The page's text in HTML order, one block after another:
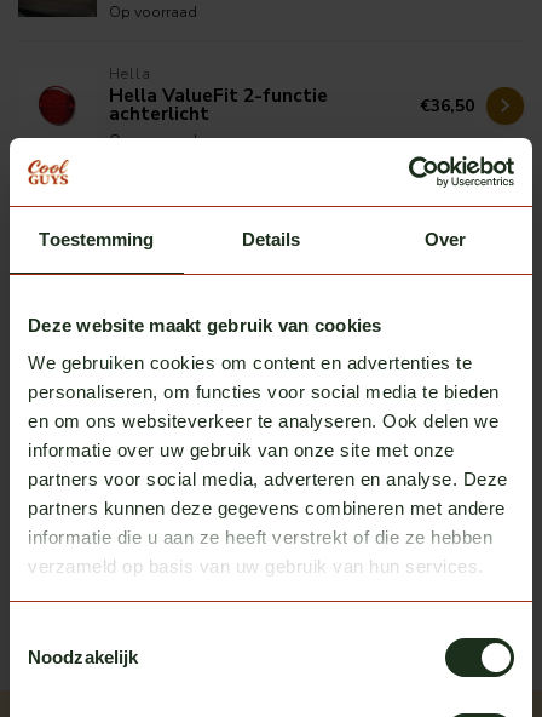
Toestemming Details Over
Deze website maakt gebruik van cookies
We gebruiken cookies om content en advertenties te
personaliseren, om functies voor social media te bieden
en om ons websiteverkeer te analyseren. Ook delen we
informatie over uw gebruik van onze site met onze
partners voor social media, adverteren en analyse. Deze
partners kunnen deze gegevens combineren met andere
informatie die u aan ze heeft verstrekt of die ze hebben
verzameld op basis van uw gebruik van hun services.
Noodzakelijk
Op voorraad
Hella
Hella ValueFit 2-functie
achterlicht
Op voorraad
€36,50
Hella
Hella ValueFit mistachterlicht
Op voorraad
€34,50
Hella
Hella Chrome ring voor
achterlichten
Op voorraad
€19,00
Heb je vragen over dit product?
Of heb je hulp nodig bij het bestellen? We helpen je
graag!